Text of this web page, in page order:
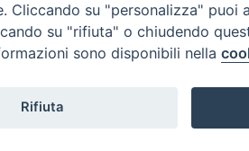
su "personalizza" puoi
su "rifiuta" o chiudendo
sono disponibili nella
Rifiuta